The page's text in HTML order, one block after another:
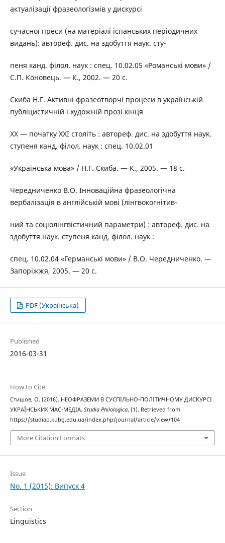
актуалізації фразеологізмів у дискурсі
сучасної преси (на матеріалі іспанських періодичних
видань): автореф. дис. на здобуття наук. сту-
пеня канд. філол. наук : спец. 10.02.05 «Романські мови» /
С.П. Коновець. — К., 2002. — 20 с.
Скиба Н.Г. Активні фразеотворчі процеси в українській
публіцистичній і художній прозі кінця
ХХ — початку ХХІ століть : автореф. дис. на здобуття наук.
ступеня канд. філол. наук : спец. 10.02.01
«Українська мова» / Н.Г. Скиба. — К., 2005. — 18 с.
Чередниченко В.О. Інноваційна фразеологічна
вербалізація в англійській мові (лінгвокогнітив-
ний та соціолінгвістичний параметри) : автореф. дис. на
здобуття наук. ступеня канд. філол. наук :
спец. 10.02.04 «Германські мови» / В.О. Чередниченко. —
Запоріжжя, 2005. — 20 с.
PDF (Українська)
Published
2016-03-31
How to Cite
Стишов, О. (2016). НЕОФРАЗЕМИ В СУСПІЛЬНО-ПОЛІТИЧНОМУ ДИСКУРСІ
УКРАЇНСЬКИХ МАС-МЕДІА. Studia Philologica, (1). Retrieved from
https://studiap.kubg.edu.ua/index.php/journal/article/view/104
More Citation Formats
Issue
No. 1 (2015): Випуск 4
Section
Linguistics